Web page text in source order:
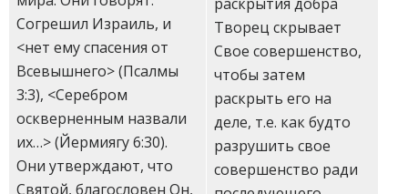
Согрешил Израиль, и
<нет ему спасения от
Всевышнего> (Псалмы
3:3), <Серебром
оскверненным назвали
их…> (Йермиягу 6:30).
Они утверждают, что
Святой, благословен Он,
Творец скрывает
Свое совершенство,
чтобы затем
раскрыть его на
деле, т.е. как будто
разрушить свое
совершенство ради